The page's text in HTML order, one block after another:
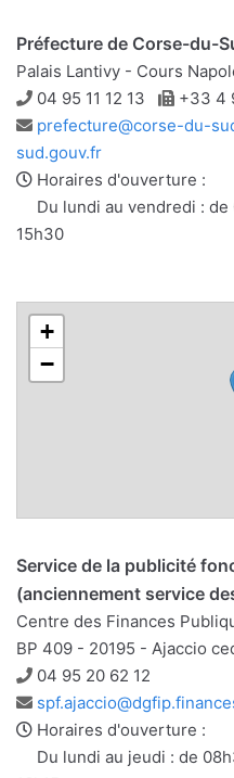
Préfecture de Corse-du-
Palais Lantivy - Cours
Téléphone
04 95 11 12 13
+33 4
Adresse
e-
mail
prefecture@corse-du-
sud.gouv.fr
Horaires d'ouverture :
Du lundi au vendredi :
15h30
+
−
Service de la publicité
(anciennement service
Centre des Finances
BP 409 - 20195 - Ajaccio
Téléphone
04 95 20 62 12
Adresse
e-
mail
Horaires d'ouverture :
Du lundi au jeudi : de